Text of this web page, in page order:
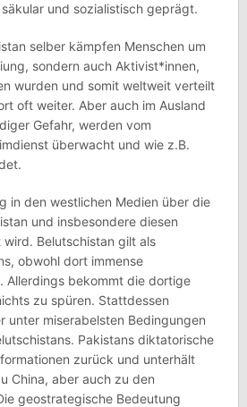
und sozialistisch geprägt.
selber kämpfen Menschen um
sondern auch Aktivist*innen,
wurden und somit weltweit verteilt
oft weiter. Aber auch im Ausland
Gefahr, werden vom
überwacht und wie z.B.
in den westlichen Medien über die
und insbesondere diesen
Belutschistan gilt als
obwohl dort immense
Allerdings bekommt die dortige
zu spüren. Stattdessen
unter miserabelsten Bedingungen
Pakistans diktatorische
zurück und unterhält
China, aber auch zu den
geostrategische Bedeutung